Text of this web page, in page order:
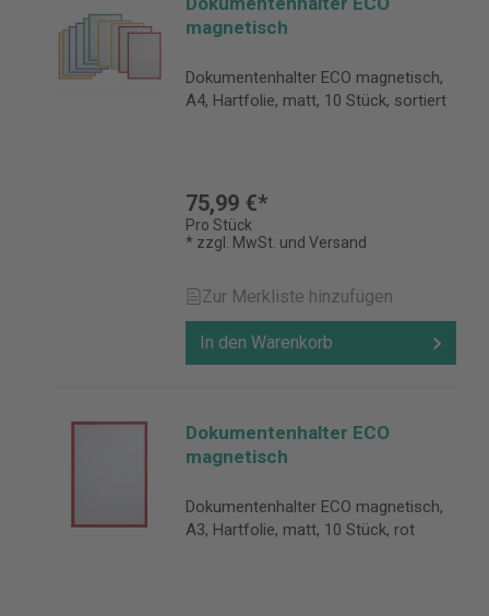
magnetisch
Dokumentenhalter ECO magnetisch,
A4, Hartfolie, matt, 10 Stück, sortiert
75,99 €*
Pro Stück
* zzgl. MwSt. und Versand
Zur Merkliste hinzufügen
In den Warenkorb
Dokumentenhalter ECO
magnetisch
Dokumentenhalter ECO magnetisch,
A3, Hartfolie, matt, 10 Stück, rot